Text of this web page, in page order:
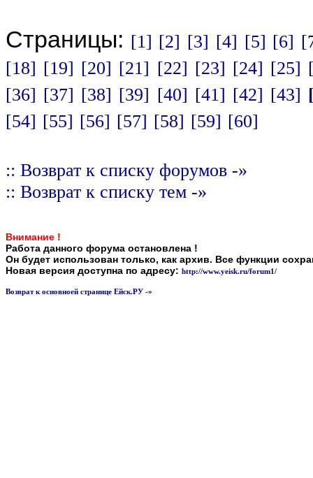
Страницы: [1] [2] [3] [4] [5] [6]
[18] [19] [20] [21] [22] [23] [24] [25]
[36] [37] [38] [39] [40] [41] [42] [43]
[54] [55] [56] [57] [58] [59] [60]
:: Возврат к списку форумов -»
:: Возврат к списку тем -»
Внимание !
Работа данного форума остановлена !
Он будет использован только, как архив. Все функции
Новая версия доступна по адресу: http://www.yeisk.ru/forum1/
Возврат к основноей странице Ейск.РУ -»